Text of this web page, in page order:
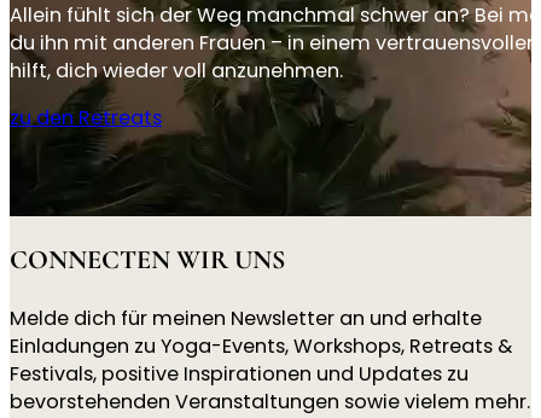
Allein fühlt sich der Weg manchmal schwer an? Bei
du ihn mit anderen Frauen – in einem
hilft, dich wieder voll anzunehmen.
zu den Retreats
CONNECTEN WIR UNS
Melde dich für meinen Newsletter an und erhalte
Einladungen zu Yoga-Events, Workshops, Retreats &
Festivals, positive Inspirationen und Updates zu
bevorstehenden Veranstaltungen sowie vielem mehr.